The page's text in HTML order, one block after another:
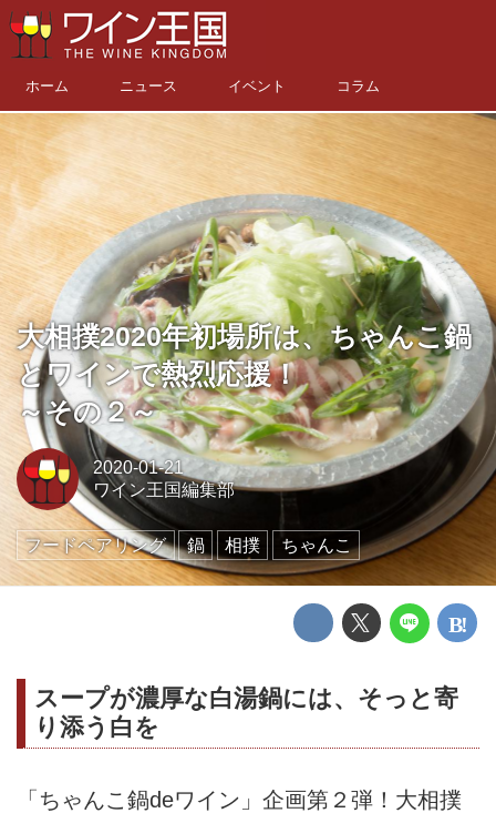
ホーム ニュース イベント コラム
大相撲2020年初場所は、ちゃんこ鍋
とワインで熱烈応援！
～その２～
2020-01-21
ワイン王国編集部
フードペアリング 鍋 相撲 ちゃんこ
スープが濃厚な白湯鍋には、そっと寄
り添う白を
「ちゃんこ鍋deワイン」企画第２弾！大相撲